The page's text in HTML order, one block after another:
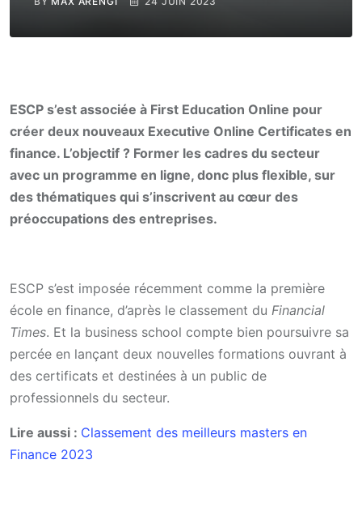
ESCP s’est associée à First Education Online pour
créer deux nouveaux Executive Online Certificates en
finance. L’objectif ? Former les cadres du secteur
avec un programme en ligne, donc plus flexible, sur
des thématiques qui s’inscrivent au cœur des
préoccupations des entreprises.
ESCP s’est imposée récemment comme la première
école en finance, d’après le classement du Financial
Times. Et la business school compte bien poursuivre sa
percée en lançant deux nouvelles formations ouvrant à
des certificats et destinées à un public de
professionnels du secteur.
Lire aussi : Classement des meilleurs masters en
Finance 2023